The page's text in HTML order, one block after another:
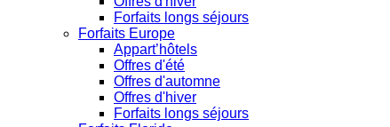
Forfaits longs séjours
Forfaits Europe
Appart’hôtels
Offres d'été
Offres d'automne
Offres d'hiver
Forfaits longs séjours